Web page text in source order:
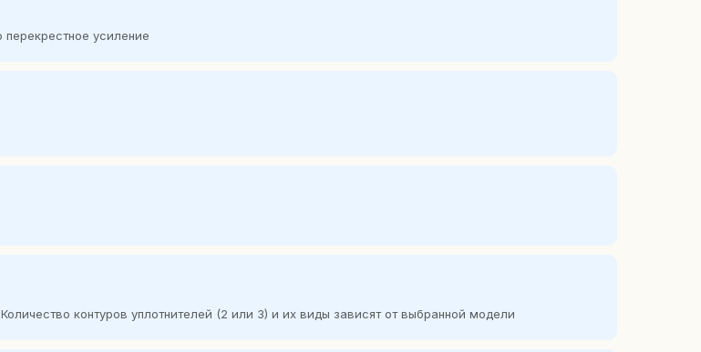
усиление
контуров уплотнителей (2 или 3) и их виды зависят от выбранной модели